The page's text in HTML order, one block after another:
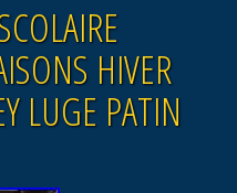
HIVER
LUGE PATIN